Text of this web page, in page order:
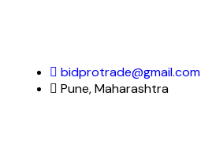
bidprotrade@gmail.com
Pune, Maharashtra